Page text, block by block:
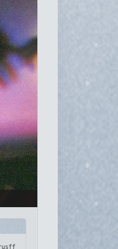
url][/align]][img]https://